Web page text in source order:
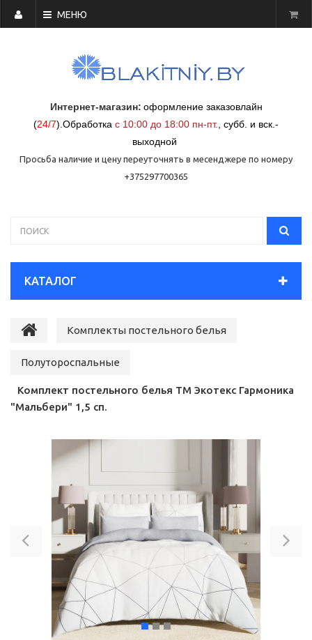
МЕНЮ
Интернет-магазин: оформление заказовлайн
(24/7) Обработка с 10:00 до 18:00 пн-пт. субб. и вск.-
выходной
Просьба наличие и цену переуточнять в месенджере по номеру
+375297700365
КАТАЛОГ
Комплекты постельного белья
Полутороспальные
Комплект постельного белья ТМ Экотекс Гармоника
"Мальбери" 1,5 сп.
Previous